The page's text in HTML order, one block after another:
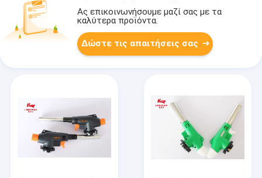
Ας επικοινωνήσουμε μαζί σας με τα
καλύτερα προϊόντα.
Δώστε τις απαιτήσεις σας